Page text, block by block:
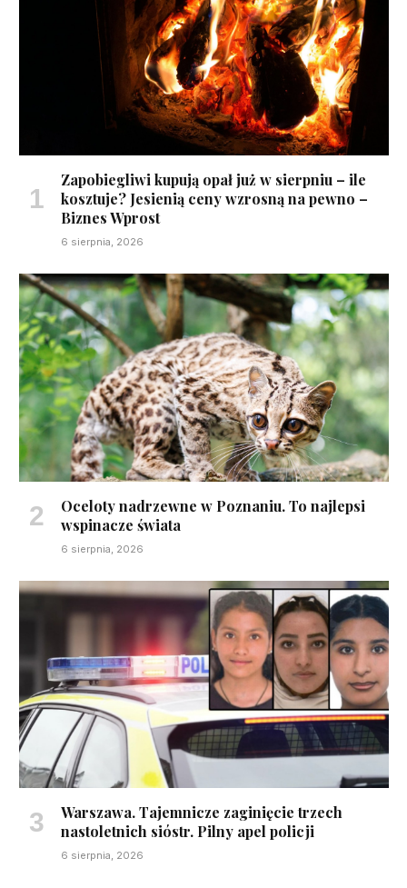
Zapobiegliwi kupują opał już w sierpniu – ile
kosztuje? Jesienią ceny wzrosną na pewno –
Biznes Wprost
6 sierpnia, 2026
Oceloty nadrzewne w Poznaniu. To najlepsi
wspinacze świata
6 sierpnia, 2026
Warszawa. Tajemnicze zaginięcie trzech
nastoletnich sióstr. Pilny apel policji
6 sierpnia, 2026